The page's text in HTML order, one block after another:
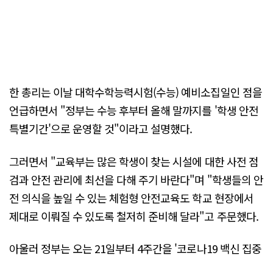
한 총리는 이날 대학수학능력시험(수능) 예비소집일인 점을
언급하면서 "정부는 수능 후부터 올해 말까지를 '학생 안전
특별기간'으로 운영할 것"이라고 설명했다.
그러면서 "교육부는 많은 학생이 찾는 시설에 대한 사전 점
검과 안전 관리에 최선을 다해 주기 바란다"며 "학생들의 안
전 의식을 높일 수 있는 체험형 안전교육도 학교 현장에서
제대로 이뤄질 수 있도록 철저히 준비해 달라"고 주문했다.
아울러 정부는 오는 21일부터 4주간을 '코로나19 백신 집중